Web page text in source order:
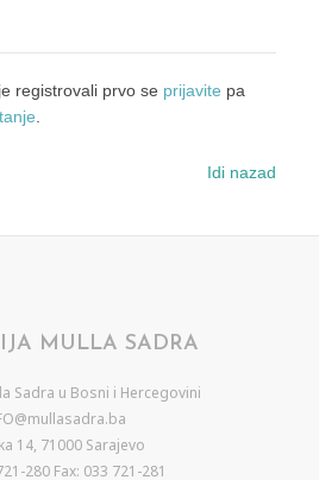
registrovali prvo se prijavite pa
.
Idi nazad
MULLA SADRA
Sadra u Bosni i Hercegovini
14, 71000 Sarajevo
280 Fax: 033 721-281